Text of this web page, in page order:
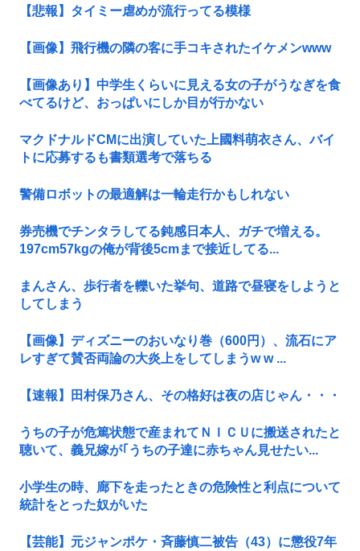
【悲報】タイミー虐めが流行ってる模様
【画像】飛行機の隣の客に手コキされたイケメンwww
【画像あり】中学生くらいに見える女の子がうなぎを食
べてるけど、おっぱいにしか目が行かない
マクドナルドCMに出演していた上國料萌衣さん、バイ
トに応募するも書類選考で落ちる
警備ロボットの最適解は一輪走行かもしれない
券売機でチンタラしてる鈍感日本人、ガチで増える。
197cm57kgの俺が背後5cmまで接近してる...
まんさん、歩行者を轢いた挙句、道路で昼寝をしようと
してしまう
【画像】ディズニーのおいなり巻（600円）、流石にア
レすぎて賛否両論の大炎上をしてしまうw w ...
【速報】田村保乃さん、その格好は夜の店じゃん・・・
うちの子が危篤状態で産まれてＮＩＣＵに搬送されたと
聴いて、義兄嫁が｢うちの子達に赤ちゃん見せたい...
小学生の時、廊下を走ったときの危険性と利点について
統計をとった奴がいた
【芸能】元ジャンポケ・斉藤慎二被告（43）に懲役7年